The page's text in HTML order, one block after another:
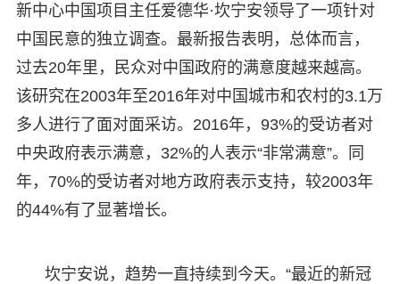
新中心中国项目主任爱德华·坎宁安领导了一项针对
中国民意的独立调查。最新报告表明，总体而言，
过去20年里，民众对中国政府的满意度越来越高。
该研究在2003年至2016年对中国城市和农村的3.1万
多人进行了面对面采访。2016年，93%的受访者对
中央政府表示满意，32%的人表示“非常满意”。同
年，70%的受访者对地方政府表示支持，较2003年
的44%有了显著增长。
坎宁安说，趋势一直持续到今天。“最近的新冠